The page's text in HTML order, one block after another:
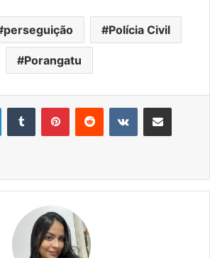
perseguição Polícia Civil
Porangatu
LinkedinTumblr PinterestReddit VK Compartilhar via e-mail